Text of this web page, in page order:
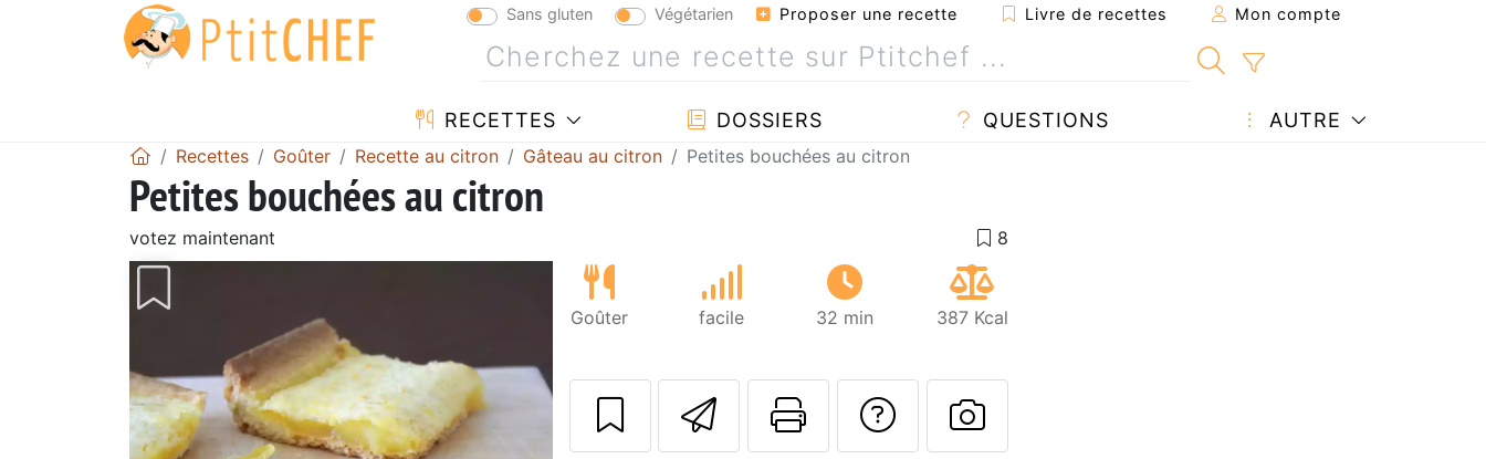
Sans gluten Végétarien Proposer une recette Livre de recettes Mon compte
RECETTES DOSSIERS QUESTIONS AUTRE
Recettes Goûter Recette au citron Gâteau au citron Petites bouchées au citron
Petites bouchées au citron
votez maintenant
Goûter facile 32 min 387 Kcal
Envoyer cette recette à un ami
Imprimer cette page
Poser une question à l'auteur